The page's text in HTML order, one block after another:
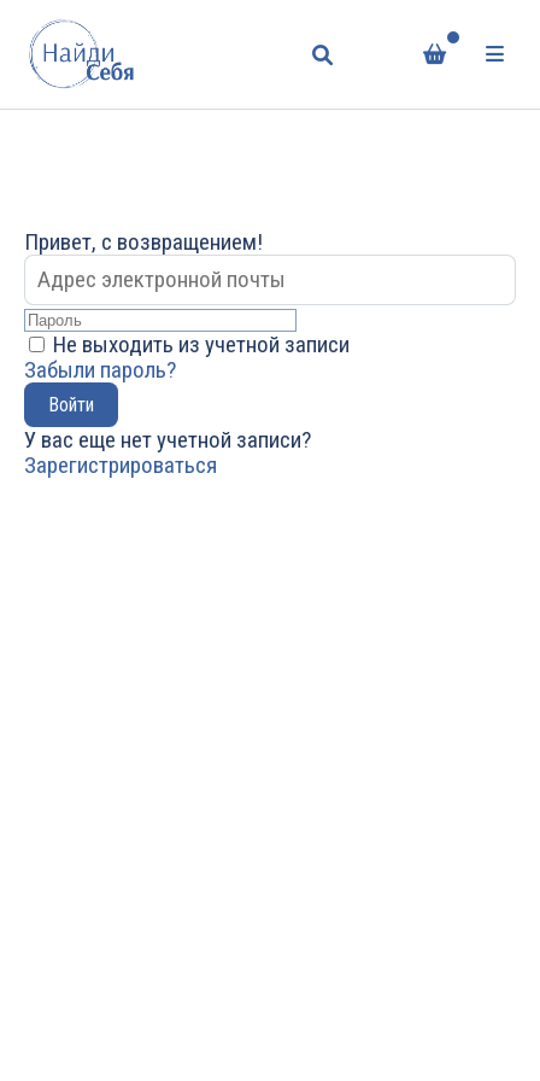
Привет, с возвращением!
Не выходить из учетной записи
Забыли пароль?
Войти
У вас еще нет учетной записи?
Зарегистрироваться